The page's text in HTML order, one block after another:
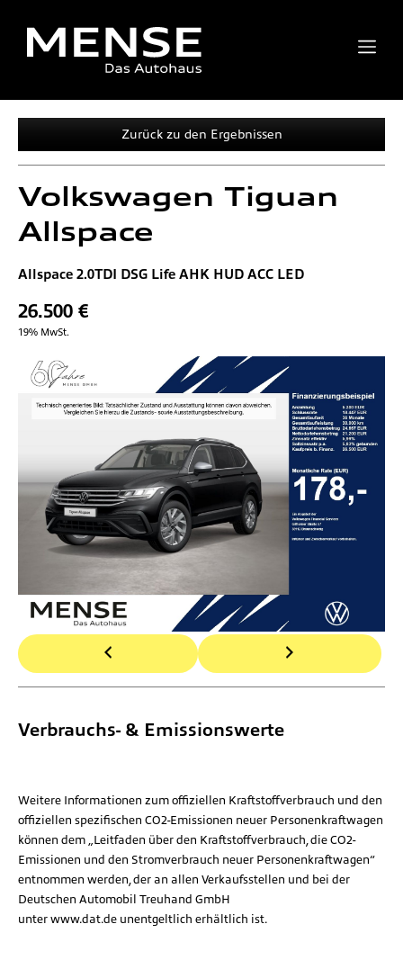
Zurück zu den Ergebnissen
Volkswagen Tiguan
Allspace
Allspace 2.0TDI DSG Life AHK HUD ACC LED
26.500 €
19% MwSt.
Verbrauchs- & Emissionswerte
Weitere Informationen zum offiziellen Kraftstoffverbrauch und den
offiziellen spezifischen CO2-Emissionen neuer Personenkraftwagen
können dem „Leitfaden über den Kraftstoffverbrauch, die CO2-
Emissionen und den Stromverbrauch neuer Personenkraftwagen“
entnommen werden, der an allen Verkaufsstellen und bei der
Deutschen Automobil Treuhand GmbH
unter www.dat.de unentgeltlich erhältlich ist.